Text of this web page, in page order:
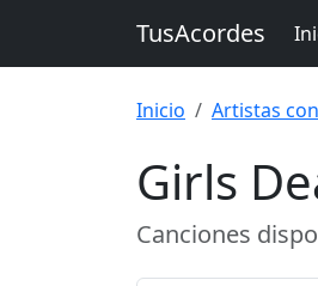
TusAcordes
Inicio Artistas
Girls
Canciones